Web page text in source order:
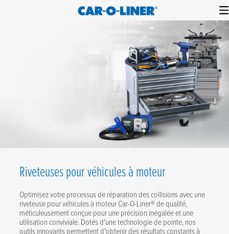
Car-
Liner
Collision
Riveteuses pour véhicules à moteur
Optimisez votre processus de réparation des collisions avec une
riveteuse pour véhicules à moteur Car-O-Liner® de qualité,
méticuleusement conçue pour une précision inégalée et une
utilisation conviviale. Dotés d'une technologie de pointe, nos
outils innovants permettent d'obtenir des résultats constants à